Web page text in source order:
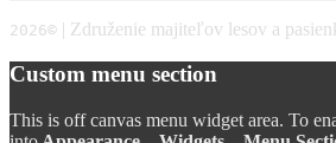
2026© | Združenie majiteľov lesov a
Custom menu section
This is off canvas menu widget area. To